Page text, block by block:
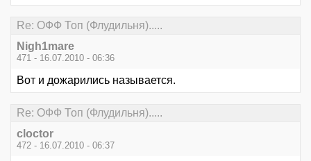
Re: ОФФ Топ (Флудильня).....
Nigh1mare
471 - 16.07.2010 - 06:36
Вот и дожарились называется.
Re: ОФФ Топ (Флудильня).....
cloctor
472 - 16.07.2010 - 06:37